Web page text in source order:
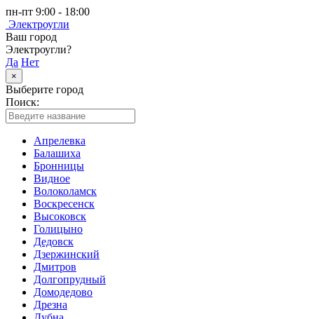
пн-пт 9:00 - 18:00
Электроугли
Ваш город
Электроугли?
Да Нет
×
Выберите город
Поиск:
Апрелевка
Балашиха
Бронницы
Видное
Волоколамск
Воскресенск
Высоковск
Голицыно
Дедовск
Дзержинский
Дмитров
Долгопрудный
Домодедово
Дрезна